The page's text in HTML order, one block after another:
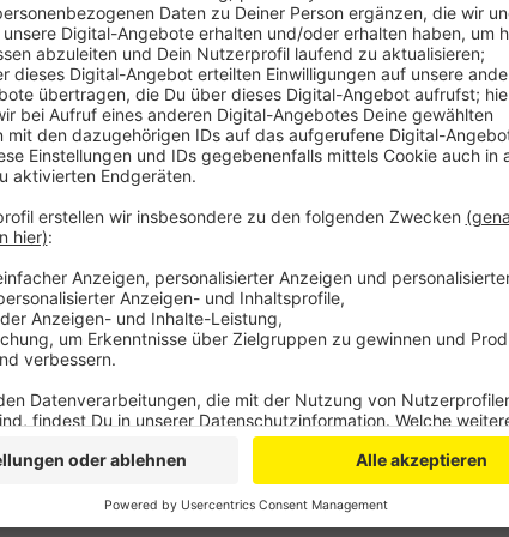
geht. Schmuck und Wertgegenstände gehören
Eine vertrauensvolle Person, wie Verwandte
Briefkasten leeren und Rolladen bedienen. Die
daran, keine Fotos aus dem Urlaub im Internet
Einen Serieneinbrecher konnte die Bonner
soll in zahlreiche Geschäfte und zuletzt in eine
Anzeige